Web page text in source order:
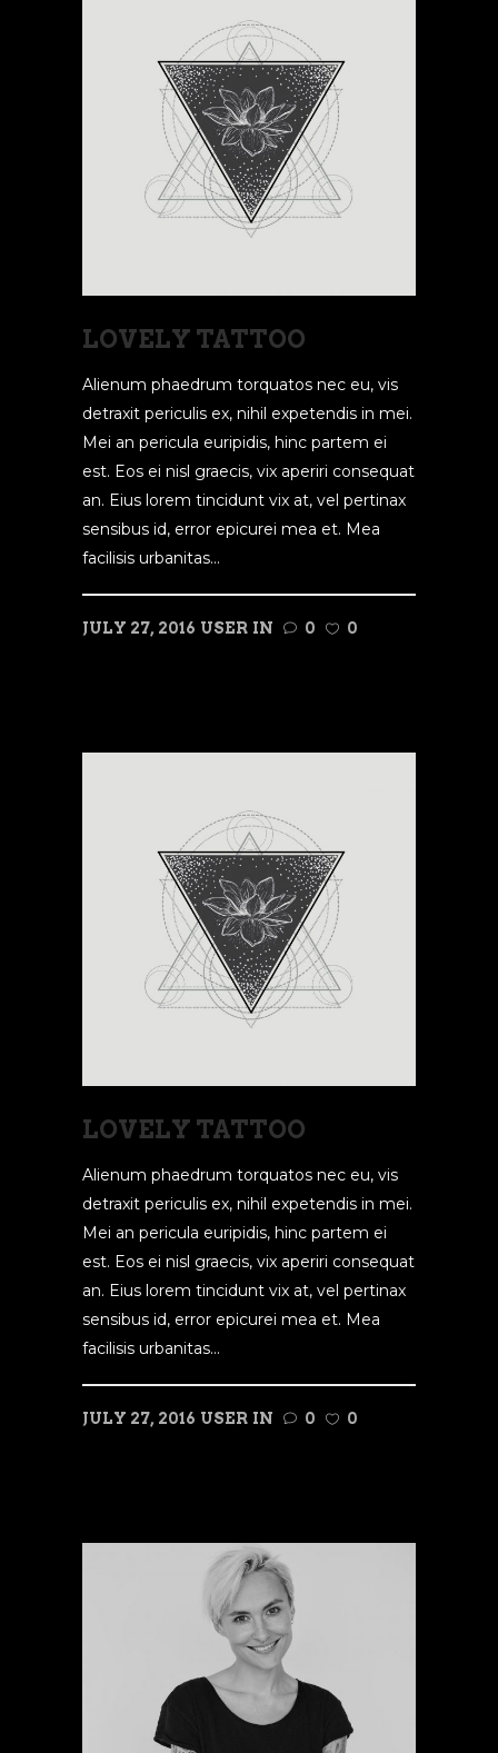
LOVELY TATTOO
Alienum phaedrum torquatos nec eu, vis
detraxit periculis ex, nihil expetendis in mei.
Mei an pericula euripidis, hinc partem ei
est. Eos ei nisl graecis, vix aperiri consequat
an. Eius lorem tincidunt vix at, vel pertinax
sensibus id, error epicurei mea et. Mea
facilisis urbanitas...
JULY 27, 2016 USER IN 0
0
LOVELY TATTOO
Alienum phaedrum torquatos nec eu, vis
detraxit periculis ex, nihil expetendis in mei.
Mei an pericula euripidis, hinc partem ei
est. Eos ei nisl graecis, vix aperiri consequat
an. Eius lorem tincidunt vix at, vel pertinax
sensibus id, error epicurei mea et. Mea
facilisis urbanitas...
JULY 27, 2016 USER IN 0
0